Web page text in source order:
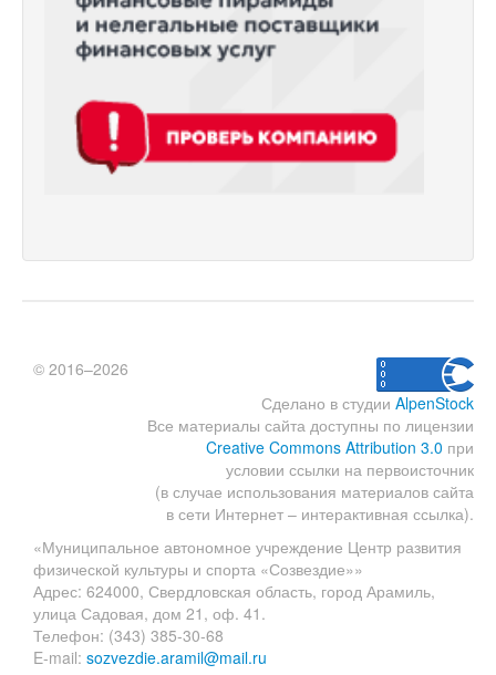
Сделано в студии AlpenStock
Все материалы сайта доступны по лицензии
Creative Commons Attribution 3.0 при
условии ссылки на первоисточник
(в случае использования материалов сайта
в сети Интернет – интерактивная ссылка).
© 2016–2026
«Муниципальное автономное учреждение Центр развития
физической культуры и спорта «Созвездие»»
Адрес: 624000, Свердловская область, город Арамиль,
улица Садовая, дом 21, оф. 41.
Телефон: (343) 385-30-68
E-mail: sozvezdie.aramil@mail.ru